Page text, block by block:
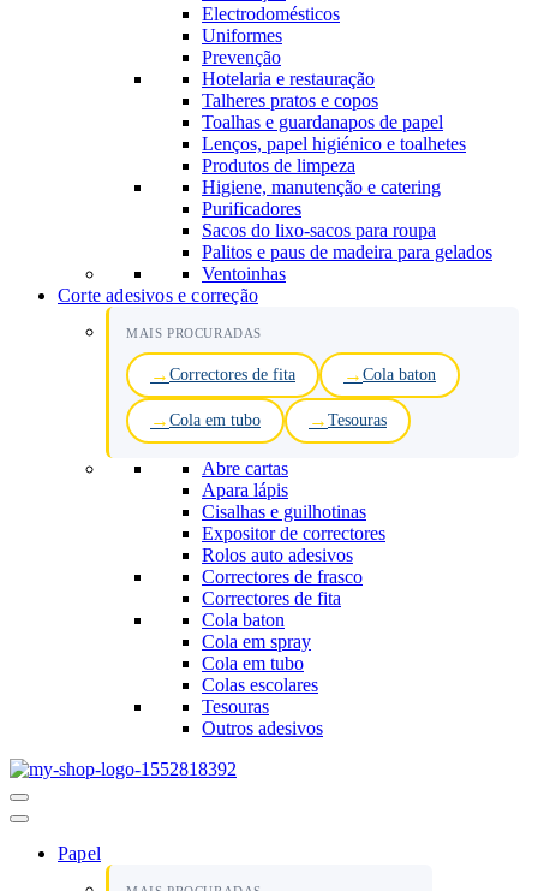
Electrodomésticos
Uniformes
Prevenção
Hotelaria e restauração
Talheres pratos e copos
Toalhas e guardanapos de papel
Lenços, papel higiénico e toalhetes
Produtos de limpeza
Higiene, manutenção e catering
Purificadores
Sacos do lixo-sacos para roupa
Palitos e paus de madeira para gelados
Ventoinhas
Corte adesivos e correção
MAIS PROCURADAS
Correctores de fita Cola baton
Cola em tubo Tesouras
Abre cartas
Apara lápis
Cisalhas e guilhotinas
Expositor de correctores
Rolos auto adesivos
Correctores de frasco
Correctores de fita
Cola baton
Cola em spray
Cola em tubo
Colas escolares
Tesouras
Outros adesivos
Menu
de
Papel